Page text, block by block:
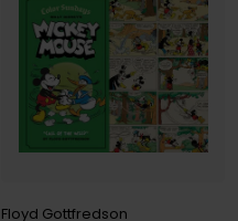
Floyd Gottfredson